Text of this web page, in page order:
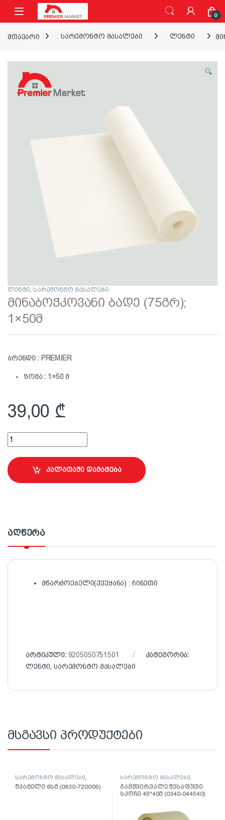
ნავიგაციაზე გადასვლა
შინაარსზე გადასვლა
0
მთავარი სარემონტო მასალები ლენტი
ლენტი, სარემონტო მასალები
მინაბოჭკოვანი ბადე (75გრ);
1×50მ
ბრენდი : PREMIER
ზომა : 1×50 მ
39,00 ₾
მინაბოჭკოვანი ბადე (75გრ); 1x50მ quantity
კალათაში დამატება
აღწერა
მწარმოებელი(ქვეყანა) : ჩინეთი
არტიკული: 9205050751501
კატეგორია:
ლენტი,სარემონტო მასალები
მსგავსი პროდუქტები
სარემონტო მასალები
შპატელი, საპრიალებელი,
ქაფჩა
შპატელი 6სმ (0830-720006)
სარემონტო მასალები
ლენტი
გამჭვირვალე შესაფუთი
სკოჩი 45*40მ (0340-044540)